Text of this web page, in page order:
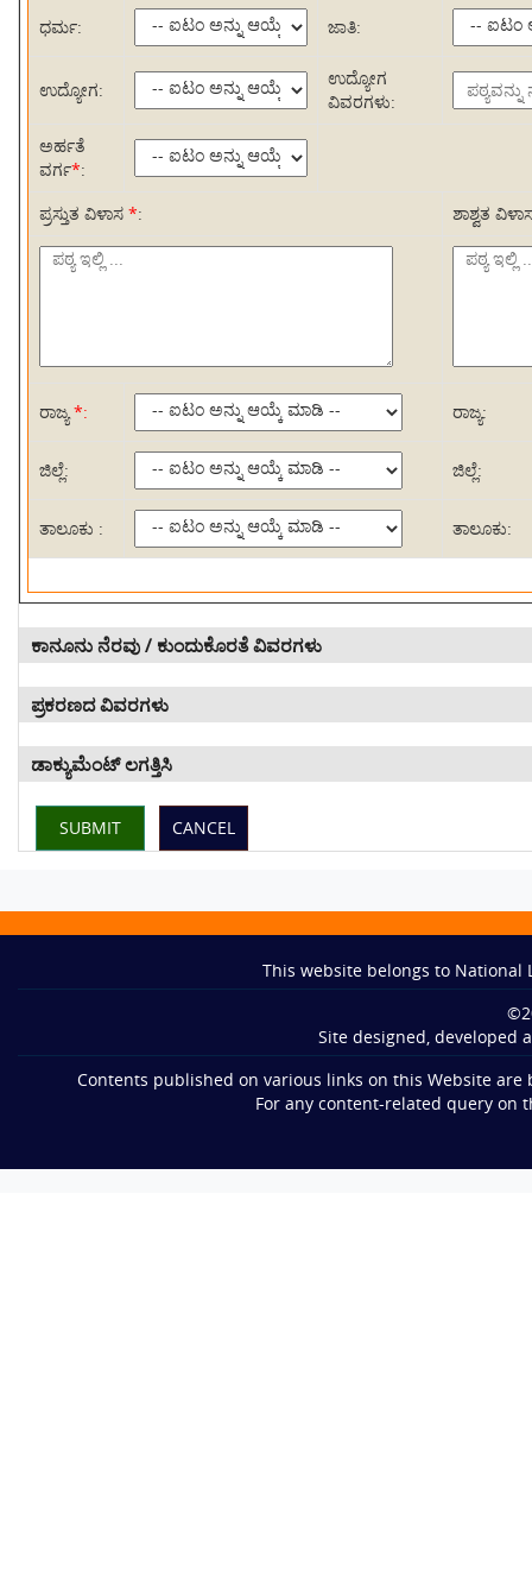
ಧರ್ಮ: ಜಾತಿ:
ಉದ್ಯೋಗ:
ಉದ್ಯೋಗ
ವಿವರಗಳು:
ಅರ್ಹತೆ
ವರ್ಗ*:
ಪ್ರಸ್ತುತ ವಿಳಾಸ *: ಶಾಶ್ವತ
ರಾಜ್ಯ*: ರಾಜ್ಯ:
ಜಿಲ್ಲೆ: ಜಿಲ್ಲೆ:
ತಾಲೂಕು : ತಾಲೂಕು:
ಕಾನೂನು ನೆರವು / ಕುಂದುಕೊರತೆ ವಿವರಗಳು
ಪ್ರಕರಣದ ವಿವರಗಳು
ಡಾಕ್ಯುಮೆಂಟ್ ಲಗತ್ತಿಸಿ
This website belongs to National
©
Site designed, developed
Contents published on various links on this Website are
For any content-related query on